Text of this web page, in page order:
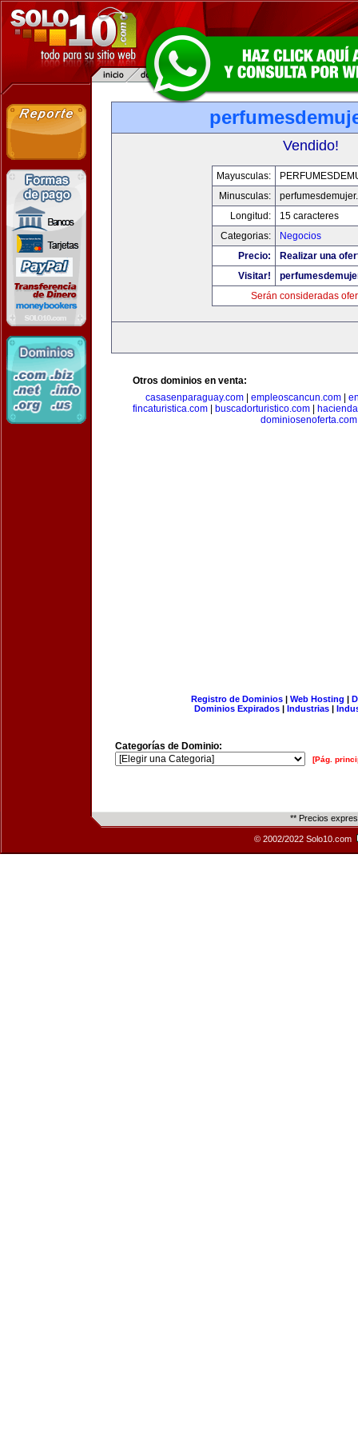
Vendido!
Mayusculas:
Minusculas:
Longitud:
15 caracteres
Categorias:
Negocios
Precio:
Realizar una
Visitar!
Serán consideradas
Otros dominios en venta:
casasenparaguay.com| empleoscancun.com|
fincaturistica.com
buscadorturistico.com
dominiosenoferta.com
Registro de Dominios| Web Hosting |
Dominios Expirados | Industrias |
Categorías de Dominio:
[Pág.
** Precios
© 2002/2022 Solo10.com